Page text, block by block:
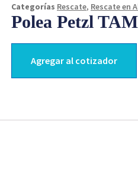
Categorías Rescate, Rescate en
Polea Petzl
Agregar al cotizador